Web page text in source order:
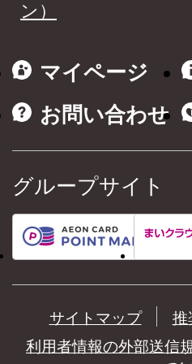
ン）
マイページ
お問い合わせ
グループサイト
サイトマップ 推
利用者情報の外部送信